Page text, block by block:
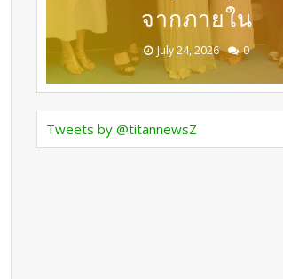
CONNECT 2026”
August 05, 2026 0
1,800บาท
July 30, 2026 0
งาม
July 24, 2026 0
จากภายใน
July 24, 2026 0
ศัลยกรรมระดับนาน
July 24, 2026 0
Tweets by @titannewsZ